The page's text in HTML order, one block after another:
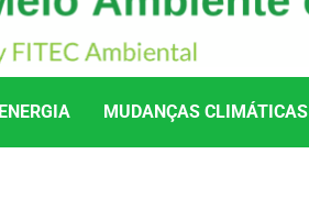
ENERGIA MUDANÇAS CLIMÁTICAS